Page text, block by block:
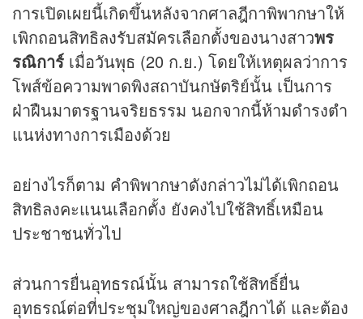
การเปิดเผยนี้เกิดขึ้นหลังจากศาลฎีกาพิพากษาให้
เพิกถอนสิทธิลงรับสมัครเลือกตั้งของนางสาวพร
รณิการ์ เมื่อวันพุธ (20 ก.ย.) โดยให้เหตุผลว่าการ
โพส์ข้อความพาดพิงสถาบันกษัตริย์นั้น เป็นการ
ฝ่าฝืนมาตรฐานจริยธรรม นอกจากนี้ห้ามดำรงตำ
แนห่งทางการเมืองด้วย
อย่างไรก็ตาม คำพิพากษาดังกล่าวไม่ได้เพิกถอน
สิทธิลงคะแนนเลือกตั้ง ยังคงไปใช้สิทธิ์เหมือน
ประชาชนทั่วไป
ส่วนการยื่นอุทธรณ์นั้น สามารถใช้สิทธิ์ยื่น
อุทธรณ์ต่อที่ประชุมใหญ่ของศาลฎีกาได้ และต้อง